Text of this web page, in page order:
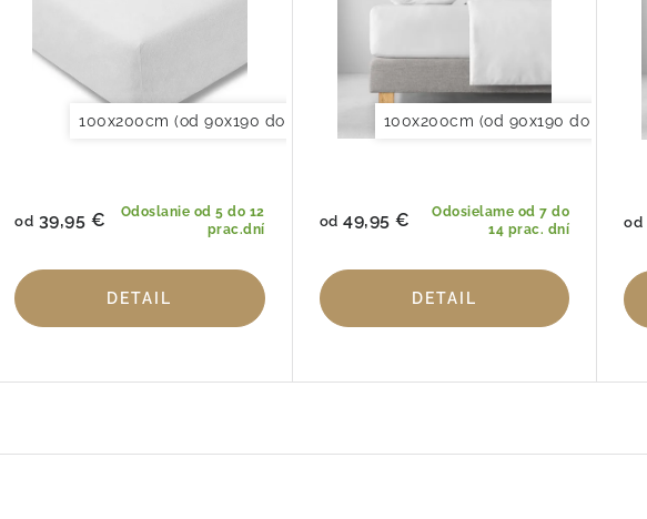
100x200cm (od 90x190 do 120x220cm) 150x200cm (od 140x200
Odoslanie od 5 do 12
prac.dní
od 39,95 €
DETAIL
100x200cm (od 90x190 do
Odosielame od 7 do
14 prac. dní
od 49,95 €
DETAIL
od